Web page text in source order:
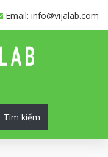
Email: info@vijalab.com
Tìm kiếm